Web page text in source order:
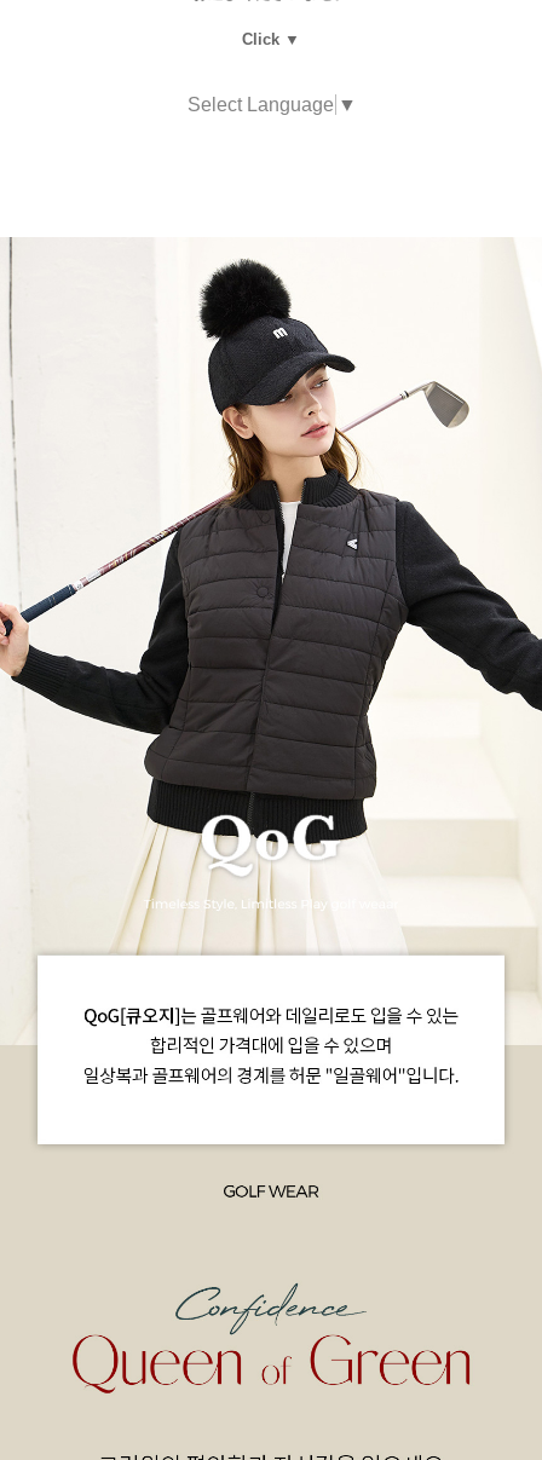
Click ▼
Select Language ▼